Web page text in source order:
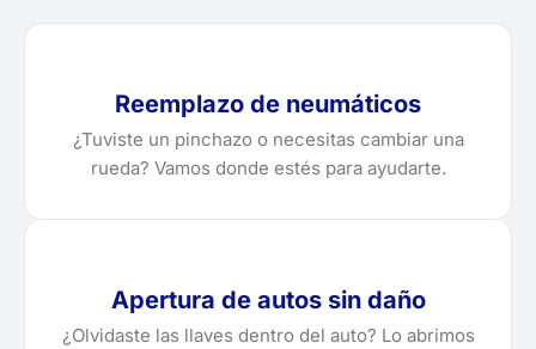
Reemplazo de neumáticos
¿Tuviste un pinchazo o necesitas cambiar una
rueda? Vamos donde estés para ayudarte.
Apertura de autos sin daño
¿Olvidaste las llaves dentro del auto? Lo abrimos